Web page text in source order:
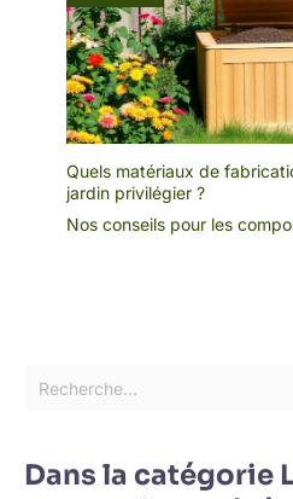
Quels matériaux de
jardin privilégier ?
Nos conseils pour les
Dans la catégorie